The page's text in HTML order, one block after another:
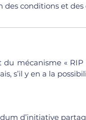
des conditions et des
mécanisme « RIP
s’il y en a la
d’initiative